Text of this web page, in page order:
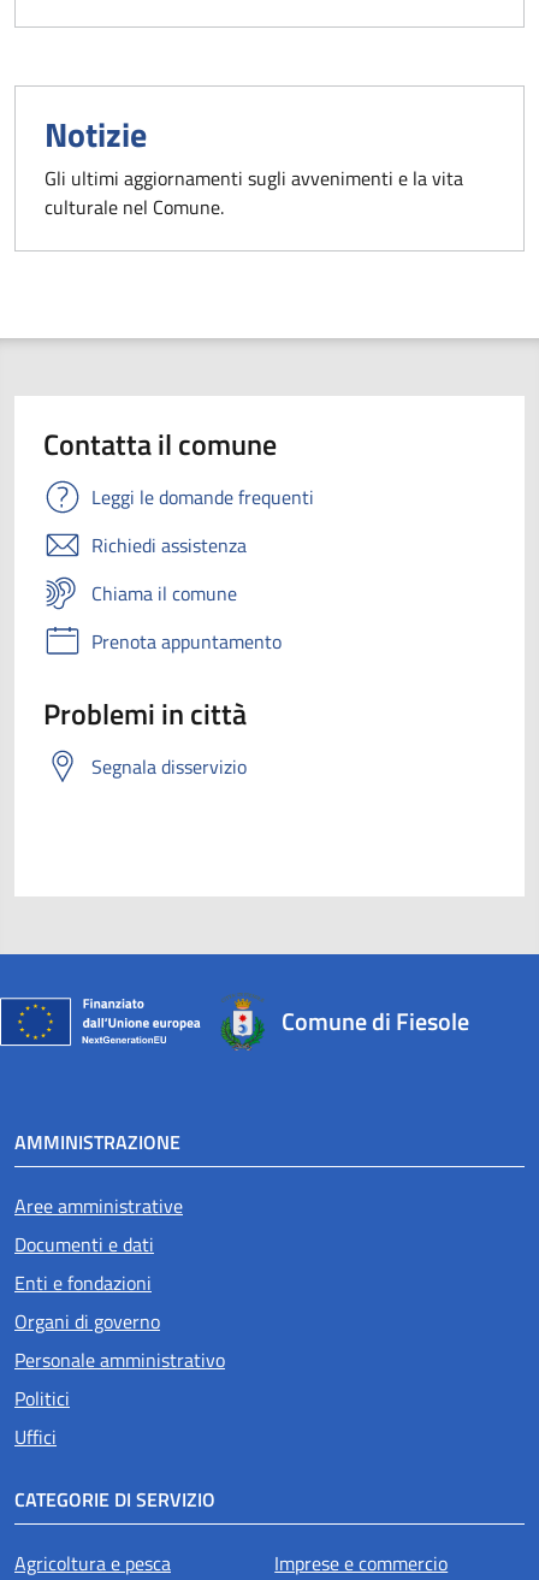
Notizie
Gli ultimi aggiornamenti sugli avvenimenti e la vita
culturale nel Comune.
Contatta il comune
Leggi le domande frequenti
Richiedi assistenza
Chiama il comune
Prenota appuntamento
Problemi in città
Segnala disservizio
Comune di Fiesole
AMMINISTRAZIONE
Aree amministrative
Documenti e dati
Enti e fondazioni
Organi di governo
Personale amministrativo
Politici
Uffici
CATEGORIE DI SERVIZIO
Agricoltura e pesca
Imprese e commercio